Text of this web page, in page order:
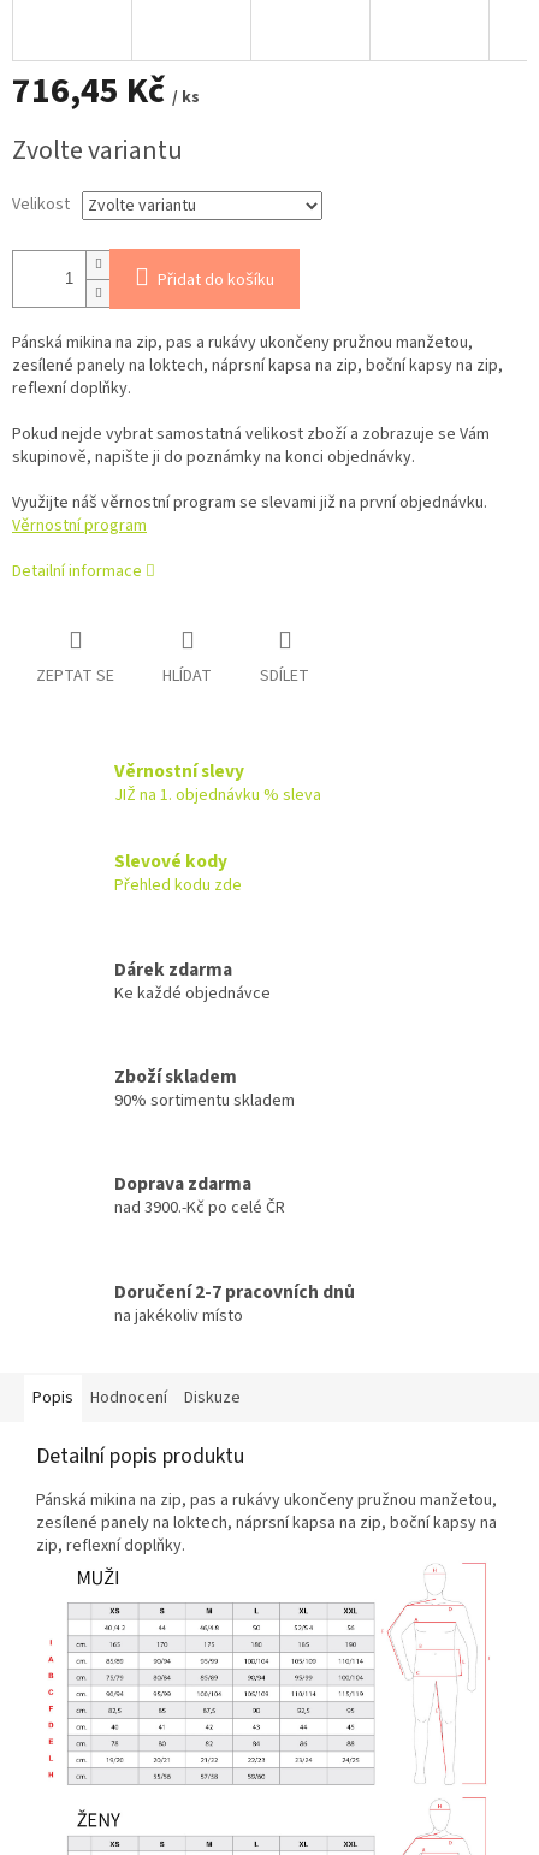
716,45 Kč / ks
cena:
Zvolte variantu
Velikost
Přidat do košíku
Pánská mikina na zip, pas a rukávy ukončeny pružnou manžetou,
zesílené panely na loktech, náprsní kapsa na zip, boční kapsy na zip,
reflexní doplňky.
Pokud nejde vybrat samostatná velikost zboží a zobrazuje se Vám
skupinově, napište ji do poznámky na konci objednávky.
Využijte náš věrnostní program se slevami již na první objednávku.
Věrnostní program
Detailní informace
ZEPTAT SE HLÍDAT SDÍLET
Věrnostní slevy
JIŽ na 1. objednávku % sleva
Slevové kody
Přehled kodu zde
Dárek zdarma
Ke každé objednávce
Zboží skladem
90% sortimentu skladem
Doprava zdarma
nad 3900.-Kč po celé ČR
Doručení 2-7 pracovních dnů
na jakékoliv místo
Popis Hodnocení Diskuze
Detailní popis produktu
Pánská mikina na zip, pas a rukávy ukončeny pružnou manžetou,
zesílené panely na loktech, náprsní kapsa na zip, boční kapsy na
zip, reflexní doplňky.